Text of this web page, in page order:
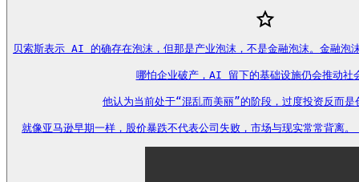
贝索斯表示 AI 的确存在泡沫，但那是产业泡沫，不是金融泡沫。金融泡
哪怕企业破产，AI 留下的基础设施仍会推动社
他认为当前处于“混乱而美丽”的阶段，过度投资反而是
就像亚马逊早期一样，股价暴跌不代表公司失败，市场与现实常常